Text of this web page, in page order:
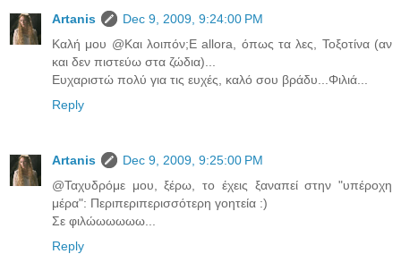
Artanis
Dec 9, 2009, 9:24:00 PM
Καλή μου @Και λοιπόν;E allora, όπως τα λες, Τοξοτίνα (αν
και δεν πιστεύω στα ζώδια)...
Ευχαριστώ πολύ για τις ευχές, καλό σου βράδυ...Φιλιά...
Reply
Artanis
Dec 9, 2009, 9:25:00 PM
@Ταχυδρόμε μου, ξέρω, το έχεις ξαναπεί στην "υπέροχη
μέρα": Περιπεριπερισσότερη γοητεία :)
Σε φιλώωωωωω...
Reply